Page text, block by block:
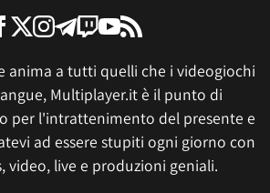
anima a tutti quelli che i videogiochi
Multiplayer.it è il punto di
per l'intrattenimento del presente e
ad essere stupiti ogni giorno con
video, live e produzioni geniali.